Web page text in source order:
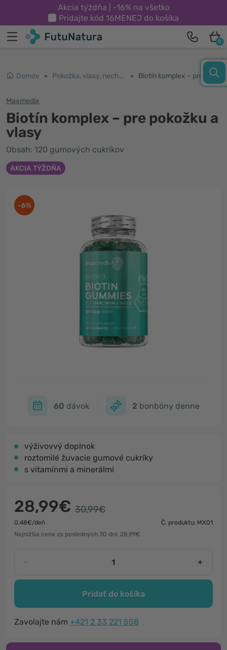
Akcia týždňa | -16% na všetko
Pridajte kód 16MENEJ do košíka
0
Domov Pokožka, vlasy, nechty Biotín komplex – pre pokožku a vlasy
Maxmedix
Biotín komplex – pre pokožku a
vlasy
Obsah: 120 gumových cukríkov
AKCIA TÝŽDŇA
-6%
60 dávok 2 bonbóny denne
výživovvý doplnok
roztomilé žuvacie gumové cukríky
s vitamínmi a minerálmi
28,99€ 30,99€
0,48€/deň
Č. produktu: MX01
Najnižšia cena za posledných 30 dní: 28,99€
- +
Pridať do košíka
Zavolajte nám +421 2 33 221 558